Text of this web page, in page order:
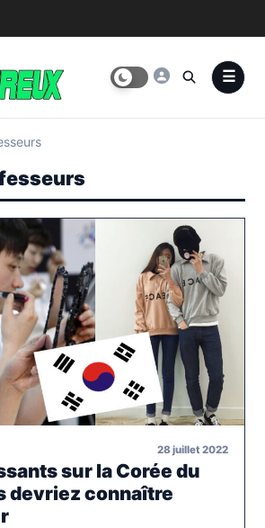
28 juillet 2022
sur la Corée du
devriez connaître